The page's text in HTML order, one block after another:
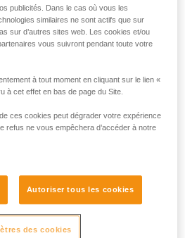
publicités. Dans le cas où vous les
similaires ne sont actifs que sur
sur d’autres sites web. Les cookies et/ou
vous suivront pendant toute votre
à tout moment en cliquant sur le lien «
à cet effet en bas de page du Site.
ces cookies peut dégrader votre expérience
refus ne vous empêchera d’accéder à notre
Autoriser tous les cookies
des cookies